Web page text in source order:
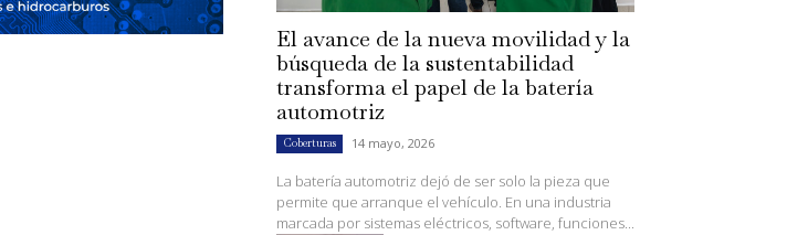
El avance de la nueva movilidad y la
búsqueda de la sustentabilidad
transforma el papel de la batería
automotriz
Coberturas 14 mayo, 2026
La batería automotriz dejó de ser solo la pieza que
permite que arranque el vehículo. En una industria
marcada por sistemas eléctricos, software, funciones...